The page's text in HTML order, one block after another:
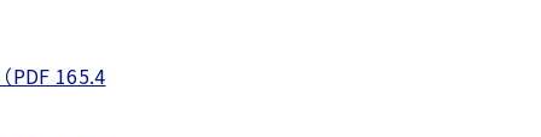
PDF 165.4